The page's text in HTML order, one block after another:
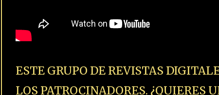
ESTE GRUPO DE REVISTAS
LOS PATROCINADORES. ¿QUIERES